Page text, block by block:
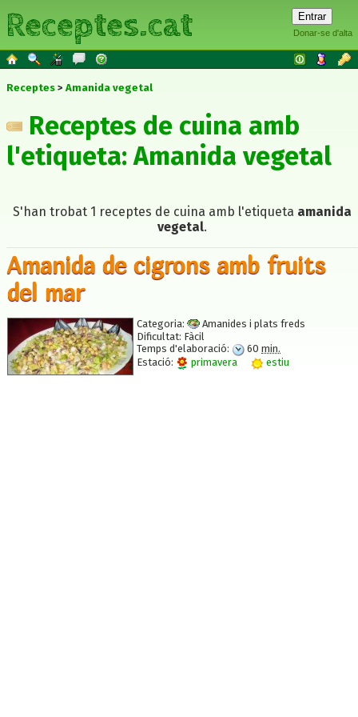
Donar-se d'alta
Receptes.cat
Receptes Amanida vegetal
Receptes de cuina amb
l'etiqueta: Amanida vegetal
S'han trobat 1 receptes de cuina amb l'etiqueta amanida
vegetal.
Amanida de cigrons amb fruits
del mar
Categoria:
Amanides i plats freds
Dificultat: Fàcil
Temps d'elaboració:
60 min.
Estació:
primavera estiu